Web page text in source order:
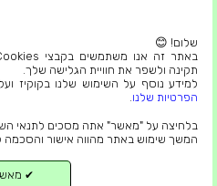
בלוג
הצהרת נגישות
תקנון פרטיות
שלום! 😊
תקינה ולשפר את חוויית הגלישה שלך.
למידע נוסף על השימוש שלנו בקוקיז
הפרטיות שלנו.
בלחיצה על "מאשר" אתה מסכים לתנאי
המשך שימוש באתר מהווה אישור והסכמה
✔